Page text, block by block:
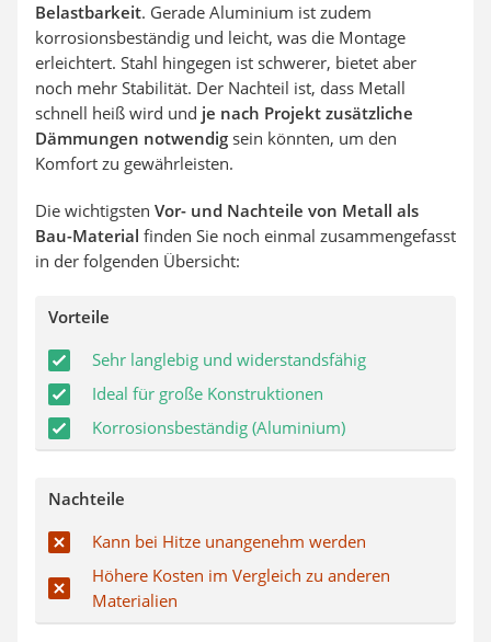
Belastbarkeit. Gerade Aluminium ist zudem
korrosionsbeständig und leicht, was die Montage
erleichtert. Stahl hingegen ist schwerer, bietet aber
noch mehr Stabilität. Der Nachteil ist, dass Metall
schnell heiß wird und je nach Projekt zusätzliche
Dämmungen notwendig sein könnten, um den
Komfort zu gewährleisten.
Die wichtigsten Vor- und Nachteile von Metall als
Bau-Material finden Sie noch einmal zusammengefasst
in der folgenden Übersicht:
Vorteile
Sehr langlebig und widerstandsfähig
Ideal für große Konstruktionen
Korrosionsbeständig (Aluminium)
Nachteile
Kann bei Hitze unangenehm werden
Höhere Kosten im Vergleich zu anderen
Materialien